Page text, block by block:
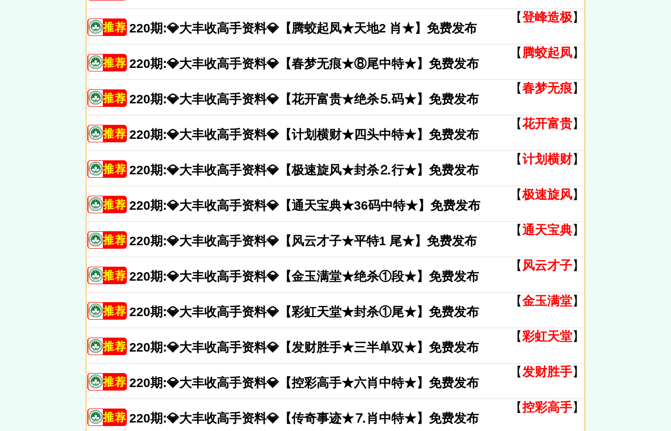
【登峰造极】
220期:💎大丰收高手资料💎【腾蛟起凤★天地2 肖★】免费发布
【腾蛟起凤】
220期:💎大丰收高手资料💎【春梦无痕★⑧尾中特★】免费发布
【春梦无痕】
220期:💎大丰收高手资料💎【花开富贵★绝杀⒌码★】免费发布
【花开富贵】
220期:💎大丰收高手资料💎【计划横财★四头中特★】免费发布
【计划横财】
220期:💎大丰收高手资料💎【极速旋风★封杀⒉行★】免费发布
【极速旋风】
220期:💎大丰收高手资料💎【通天宝典★36码中特★】免费发布
【通天宝典】
220期:💎大丰收高手资料💎【风云才子★平特1 尾★】免费发布
【 风云才子】
220期:💎大丰收高手资料💎【金玉满堂★绝杀①段★】免费发布
【金玉满堂】
220期:💎大丰收高手资料💎【彩虹天堂★封杀①尾★】免费发布
【彩虹天堂】
220期:💎大丰收高手资料💎【发财胜手★三半单双★】免费发布
【发财胜手】
220期:💎大丰收高手资料💎【控彩高手★六肖中特★】免费发布
【控彩高手】
220期:💎大丰收高手资料💎【传奇事迹★⒎肖中特★】免费发布